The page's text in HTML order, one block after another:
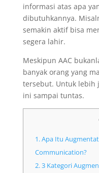
informasi atas apa
dibutuhkannya.
semakin aktif bisa
segera lahir.
Meskipun AAC
banyak orang yang
tersebut. Untuk lebih
ini sampai tuntas.
1.Apa Itu
Communication?
2.3 Kategori